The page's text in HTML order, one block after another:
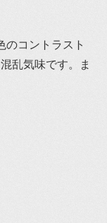
のコントラスト
乱気味です。ま